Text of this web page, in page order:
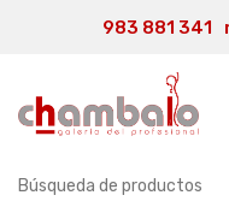
983 881 341